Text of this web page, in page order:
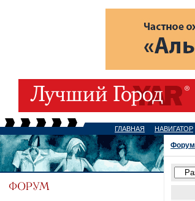
ГЛАВНАЯ НАВИГАТОР
Форум